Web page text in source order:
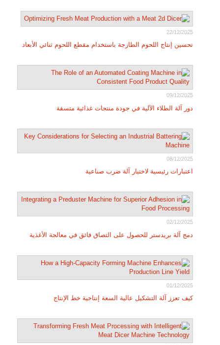
22/12/2025
تحسين إنتاج اللحوم الطازجة باستخدام مقطع اللحوم ثنائي الأبعاد
09/12/2025
دور آلة الطلاء الآلية في جودة منتجات غذائية متسقة
08/12/2025
اعتبارات رئيسية لاختيار آلة ضرب صناعية
02/12/2025
دمج آلة بريدستر للحصول على التصاق فائق في معالجة الأغذية
01/12/2025
كيف تعزز آلة التشكيل عالية السعة إنتاجية خط الإنتاج